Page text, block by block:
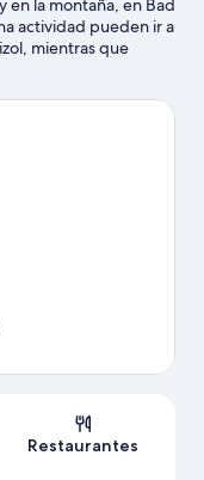
en la montaña, en Bad
actividad pueden ir a
mientras que
del área pueden
tiempo para
mapa
Restaurantes